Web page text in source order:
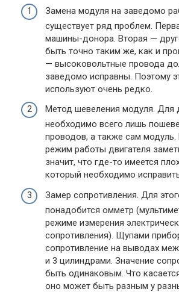
Замена модуля на заведомо
существует ряд проблем.
машины-донора. Вторая —
быть точно таким же, как и
— высоковольтные провода
заведомо исправны. Поэтому
используют очень редко.
Метод шевеления модуля. Для
необходимо всего лишь
проводов, а также сам модуль.
режим работы двигателя
значит, что где-то имеется
который необходимо
Замер сопротивления. Для
понадобится омметр
режиме измерения
сопротивления). Щупами
сопротивление на выводах
и 3 цилиндрами. Значение
быть одинаковым. Что
оно может быть разным у